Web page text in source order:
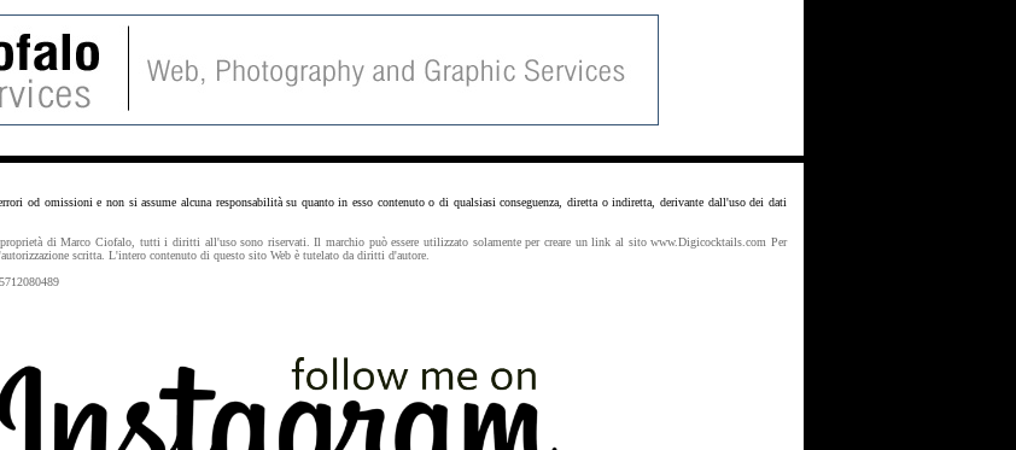
od omissioni e non si assume alcuna responsabilità su quanto in esso contenuto o di qualsiasi conseguenza, diretta o indiretta, derivante dall'uso dei dati
di Marco Ciofalo, tutti i diritti all'uso sono riservati. Il marchio può essere utilizzato solamente per creare un link al sito www.Digicocktails.com Per
scritta. L'intero contenuto di questo sito Web è tutelato da diritti d'autore.